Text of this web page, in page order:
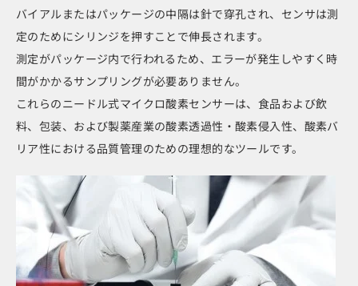
バイアルまたはパッケージの中隔は針で穿孔され、センサは測
定のためにシリンジを押すことで伸長されます。
測定がパッケージ内で行われるため、エラーが発生しやすく時
間がかかるサンプリングが必要ありません。
これらのニードル式マイクロ酸素センサーは、食品および飲
料、包装、および製薬産業の酸素透過性・酸素侵入性、酸素バ
リア性における品質管理のための理想的なツールです。